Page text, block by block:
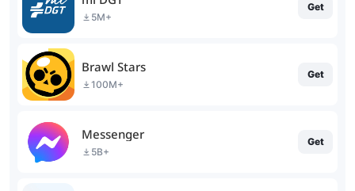
5M+
Get
Brawl Stars
100M+
Get
Messenger
5B+
Get